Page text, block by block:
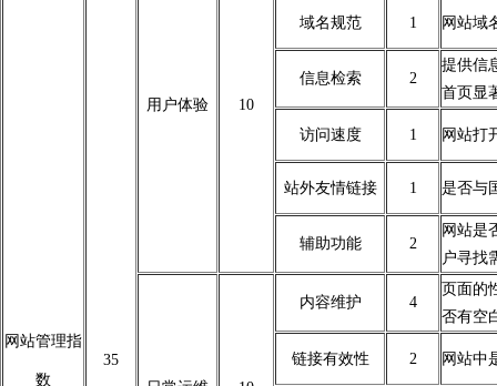
网站管理指
数
35
用户体验 10
域名规范 1 网站域
信息检索 2
提供信
首页显
访问速度 1 网站打
站外友情链接 1 是否与
辅助功能 2
网站是
户寻找
内容维护 4
页面的
否有空
链接有效性 2 网站中